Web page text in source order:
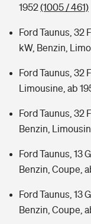
1952(1005 / 461)
Ford Taunus, 32
kW, Benzin,
Ford Taunus, 32
Limousine, ab
Ford Taunus, 32
Benzin,
Ford Taunus, 13
Benzin, Coupe,
Ford Taunus, 13
Benzin, Coupe,